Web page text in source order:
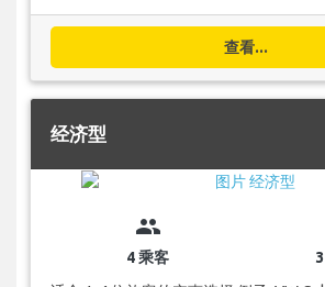
查看...
经济型
group
4 乘客